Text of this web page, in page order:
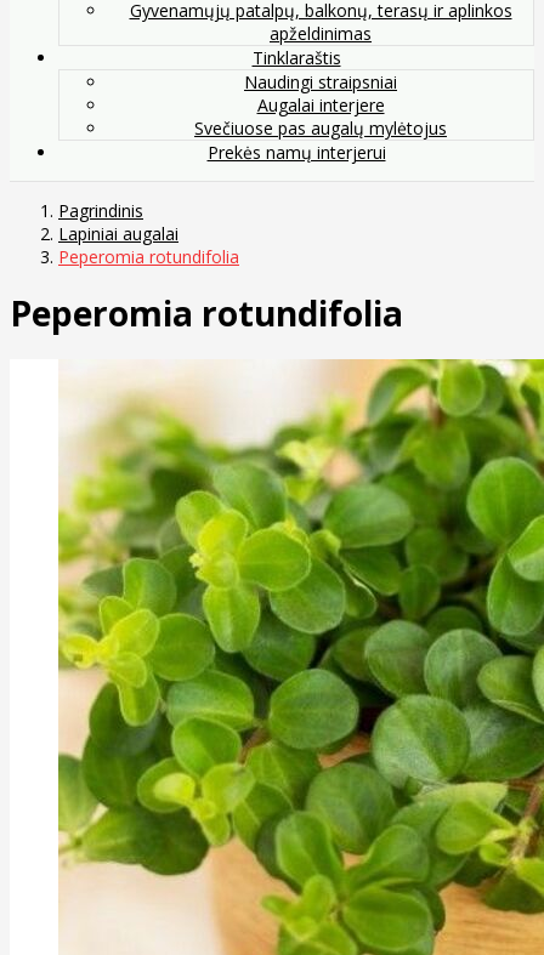
Gyvenamųjų patalpų, balkonų, terasų ir aplinkos
apželdinimas
Tinklaraštis
Naudingi straipsniai
Augalai interjere
Svečiuose pas augalų mylėtojus
Prekės namų interjerui
Pagrindinis
Lapiniai augalai
Peperomia rotundifolia
Peperomia rotundifolia